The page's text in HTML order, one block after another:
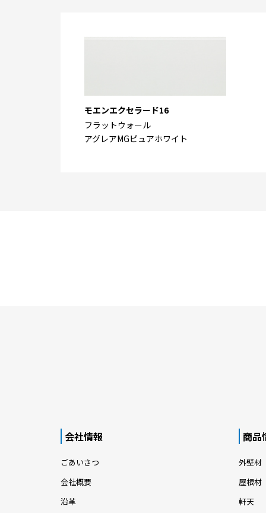
モエンエクセラード16
フラットウォール
アグレアMGピュアホワイト
会社情報
ごあいさつ
会社概要
沿革
商品
外壁材
屋根材
軒天